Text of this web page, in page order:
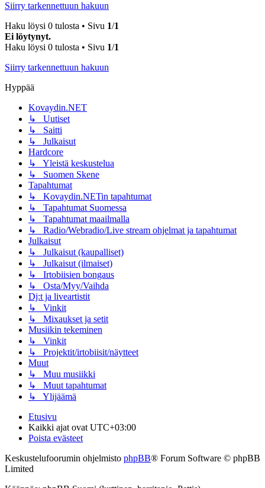
Siirry tarkennettuun hakuun
Haku löysi 0 tulosta • Sivu 1/1
Ei löytynyt.
Haku löysi 0 tulosta • Sivu 1/1
Siirry tarkennettuun hakuun
Hyppää
Kovaydin.NET
↳ Uutiset
↳ Saitti
↳ Julkaisut
Hardcore
↳ Yleistä keskustelua
↳ Suomen Skene
Tapahtumat
↳ Kovaydin.NETin tapahtumat
↳ Tapahtumat Suomessa
↳ Tapahtumat maailmalla
↳ Radio/Webradio/Live stream ohjelmat ja tapahtumat
Julkaisut
↳ Julkaisut (kaupalliset)
↳ Julkaisut (ilmaiset)
↳ Irtobiisien bongaus
↳ Osta/Myy/Vaihda
Dj:t ja liveartistit
↳ Vinkit
↳ Mixaukset ja setit
Musiikin tekeminen
↳ Vinkit
↳ Projektit/irtobiisit/näytteet
Muut
↳ Muu musiikki
↳ Muut tapahtumat
↳ Ylijäämä
Etusivu
Kaikki ajat ovat UTC+03:00
Poista evästeet
Keskustelufoorumin ohjelmisto phpBB® Forum Software © phpBB
Limited